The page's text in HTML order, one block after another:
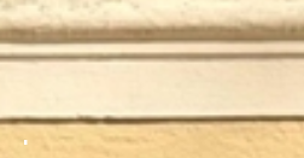
.